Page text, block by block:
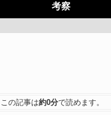
考察
この記事は約0分で読めます。